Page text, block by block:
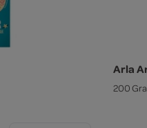
Arla
200